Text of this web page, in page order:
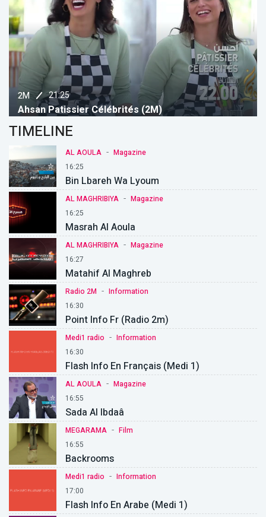
2M 21:25
Ahsan Patissier Célébrités (2M)
TIMELINE
AL AOULA - Magazine
16:25
Bin Lbareh Wa Lyoum
AL MAGHRIBIYA - Magazine
16:25
Masrah Al Aoula
AL MAGHRIBIYA - Magazine
16:27
Matahif Al Maghreb
Radio 2M - Information
16:30
Point Info Fr (Radio 2m)
Medi1 radio - Information
16:30
Flash Info En Français (Medi 1)
AL AOULA - Magazine
16:55
Sada Al Ibdaâ
MEGARAMA - Film
16:55
Backrooms
Medi1 radio - Information
17:00
Flash Info En Arabe (Medi 1)